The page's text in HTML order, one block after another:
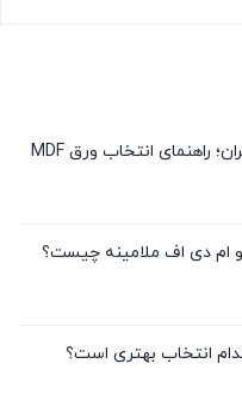
بهترین برندهای ام دی اف ایران؛ راهنمای انتخاب ورق MDF
و ام دی اف ملامینه چیست؟
انتخاب بهتری است؟